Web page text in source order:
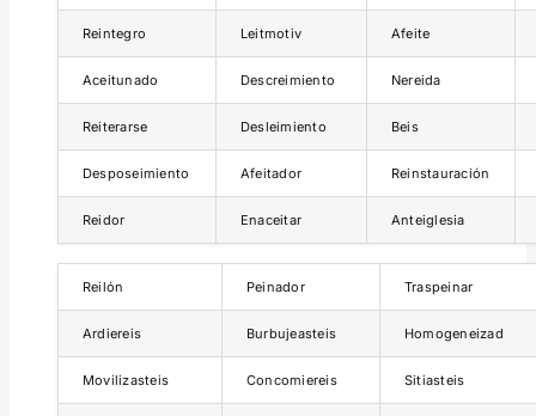
Reintegro Leitmotiv Afeite
Aceitunado Descreimiento Nereida
Reiterarse Desleimiento Beis
Desposeimiento Afeitador Reinstauración
Reidor Enaceitar Anteiglesia
Reilón Peinador Traspeinar
Ardiereis Burbujeasteis Homogeneizad
Movilizasteis Concomiereis Sitiasteis